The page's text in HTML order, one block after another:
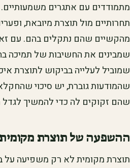
מתמודדים עם אתגרים משמעותיים.
תחרותיים מול תוצרת מיובאת,
מהקשיים שהם נתקלים בהם. עם
שמבינים את החשיבות של תמיכה
שמוביל לעלייה בביקוש לתוצרת
שהמודעות גוברת, יש סיכוי
שהם זקוקים לה כדי להמשיך לגדל
ההשפעה של תוצרת
תוצרת מקומית לא רק משפיעה על